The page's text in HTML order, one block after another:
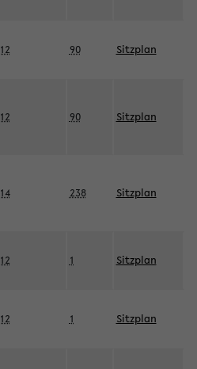
12 90 Sitzplan
12 90 Sitzplan
14 238 Sitzplan
12 1 Sitzplan
12 1 Sitzplan